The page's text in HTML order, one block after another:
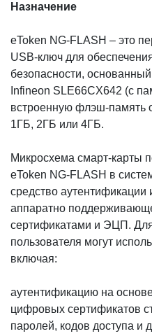
Назначение
eToken NG-FLASH – это
USB-ключ для
безопасности,
Infineon SLE66CX642 (с
встроенную флэш-
1ГБ, 2ГБ или 4ГБ.
Микросхема смарт-карты
eToken NG-FLASH в
средство
аппаратно
сертификатами и ЭЦП.
пользователя могут
включая:
аутентификацию на
цифровых сертификатов
паролей, кодов доступа и